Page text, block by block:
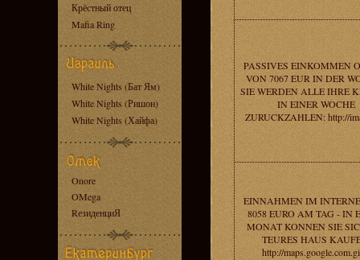
Крёстный отец
Mafia Ring
White Nights (Бат Ям)
White Nights (Ришон)
White Nights (Хайфа)
Onore
OMega
RезиденциЯ
PASSIVES EINKOMMEN
VON 7067 EUR IN DER
SIE WERDEN ALLE IHRE
IN EINER WOCHE
ZURUCKZAHLEN: http://
EINNAHMEN IM
8058 EURO AM TAG - IN
MONAT KONNEN SIE
TEURES HAUS
http://